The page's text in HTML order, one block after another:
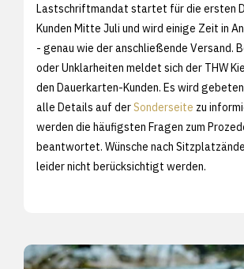
Lastschriftmandat startet für die ersten
Kunden Mitte Juli und wird einige Zeit in
- genau wie der anschließende Versand.
oder Unklarheiten meldet sich der THW
den Dauerkarten-Kunden. Es wird
alle Details auf derSonderseite zu
werden die häufigsten Fragen zum
beantwortet. Wünsche nach
leider nicht berücksichtigt werden.